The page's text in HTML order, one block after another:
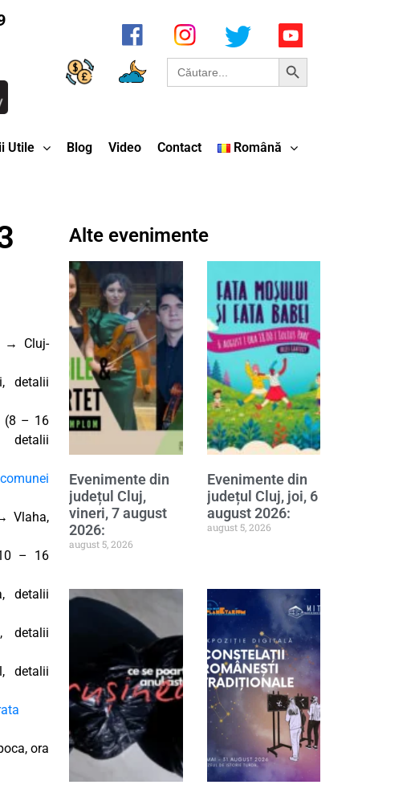
Search
for:
Search Button
Utile Blog Video Contact Română
→ Cluj-
detalii
(8 – 16
detalii
Vlaha,
– 16
detalii
detalii
detalii
ora
Alte evenimente
Evenimente din
județul Cluj,
vineri, 7 august
2026:
august 5, 2026
Evenimente din
județul Cluj, joi, 6
august 2026:
august 5, 2026